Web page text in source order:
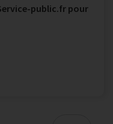
public.fr pour